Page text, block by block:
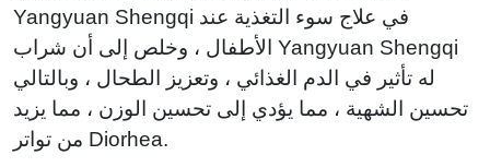
Yangyuan Shengqi في علاج سوء التغذية عند
الأطفال ، وخلص إلى أن شراب Yangyuan Shengqi
له تأثير في الدم الغذائي ، وتعزيز الطحال ، وبالتالي
تحسين الشهية ، مما يؤدي إلى تحسين الوزن ، مما يزيد
من تواتر Diorhea.